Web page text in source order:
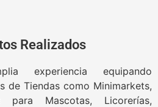
Realizados
experiencia equipando
de Tiendas como Minimarkets,
para Mascotas, Licorerías,